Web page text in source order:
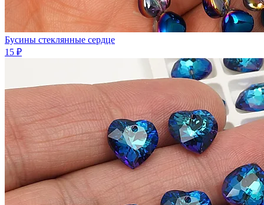
Бусины стеклянные сердце
15 ₽